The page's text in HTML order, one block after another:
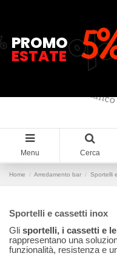
Menu Cerca
Home Arredamento bar Sportelli
Sportelli e cassetti inox
Gli sportelli, i cassetti e
rappresentano una
funzionalità, resistenza e
PROMO
ESTATE